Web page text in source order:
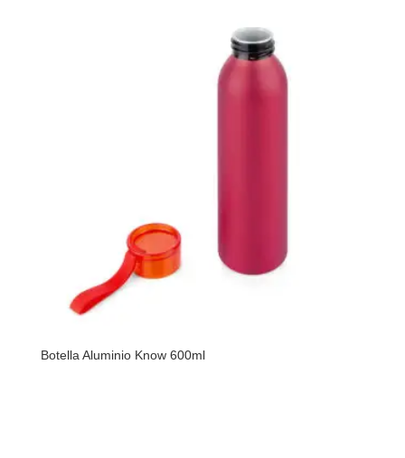
Botella Aluminio Know 600ml